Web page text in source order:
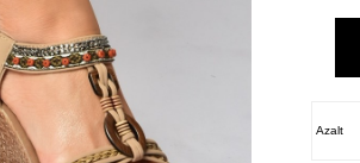
Azalt